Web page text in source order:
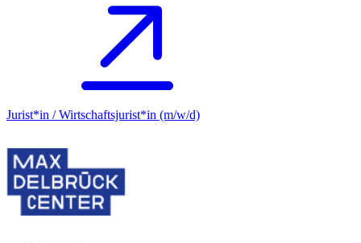
Jurist*in / Wirtschafts­jurist*in (m/w/d)